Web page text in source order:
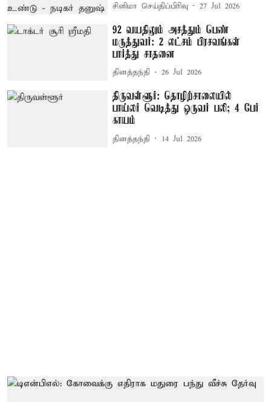
சினிமா செய்திப்பிரிவு 27 Jul 2026
92 வயதிலும் அசத்தும் பெண்
மருத்துவர்: 2 லட்சம் பிரசவங்கள்
பார்த்து சாதனை
தினத்தந்தி 26 Jul 2026
திருவள்ளூர்: தொழிற்சாலையில்
பாய்லர் வெடித்து ஒருவர் பலி; 4 பேர்
காயம்
தினத்தந்தி 14 Jul 2026